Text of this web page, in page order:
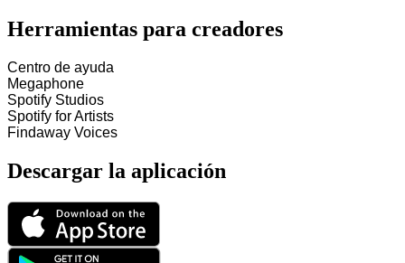
Herramientas para creadores
Centro de ayuda
Megaphone
Spotify Studios
Spotify for Artists
Findaway Voices
Descargar la aplicación